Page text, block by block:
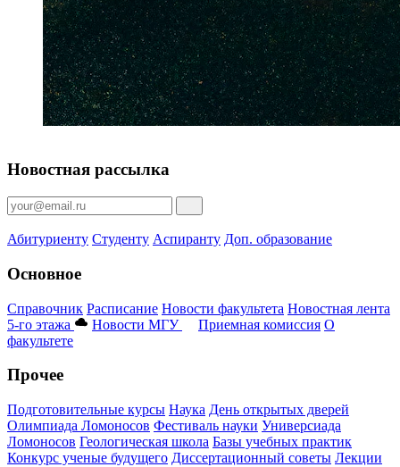
Новостная рассылка
Абитуриенту Студенту Аспиранту Доп. образование
Основное
Справочник Расписание Новости факультета Новостная лента
5-го этажа
Новости МГУ Приемная комиссия О
факультете
Прочее
Подготовительные курсы Наука День открытых дверей
Олимпиада Ломоносов Фестиваль науки Универсиада
Ломоносов Геологическая школа Базы учебных практик
Конкурс ученые будущего Диссертационный советы Лекции